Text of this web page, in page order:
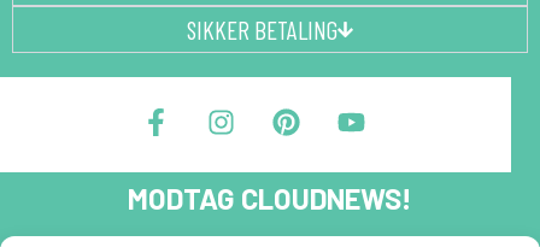
SIKKER BETALING
a
c
e
b
o
n
s
t
a
g
i
n
t
e
r
o
t
u
b
MODTAG CLOUDNEWS!